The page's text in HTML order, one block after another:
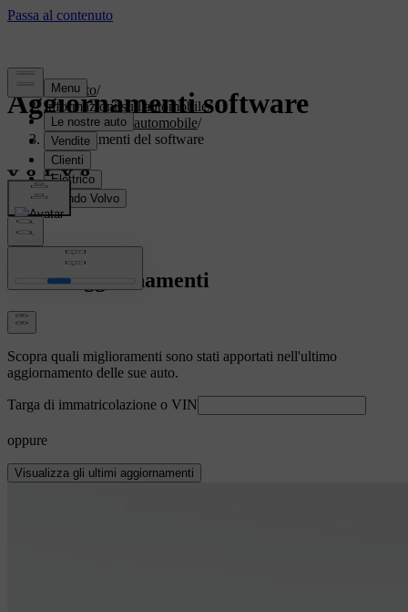
Supporto/
Informazioni sull'automobile/
Software dell'automobile/
Aggiornamenti del software
Aggiornamenti software
Ultimi aggiornamenti
Scopra quali miglioramenti sono stati apportati nell'ultimo
aggiornamento delle sue auto.
Targa di immatricolazione o VIN
oppure
Visualizza gli ultimi aggiornamenti